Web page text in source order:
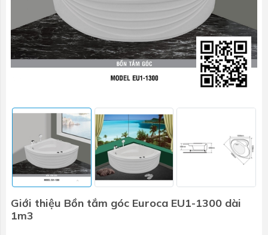
Giới thiệu Bồn tắm góc Euroca EU1-1300 dài
1m3